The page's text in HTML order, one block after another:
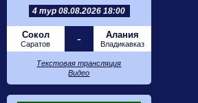
4 тур 08.08.2026 18:00
Сокол
Саратов - Алания
Владикавказ
Текстовая трансляция
Видео